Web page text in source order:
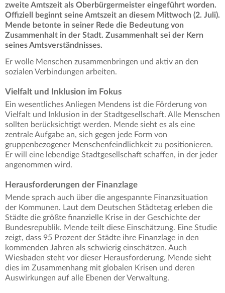
zweite Amtszeit als Oberbürgermeister eingeführt worden.
Offiziell beginnt seine Amtszeit an diesem Mittwoch (2. Juli).
Mende betonte in seiner Rede die Bedeutung von
Zusammenhalt in der Stadt. Zusammenhalt sei der Kern
seines Amtsverständnisses.
Er wolle Menschen zusammenbringen und aktiv an den
sozialen Verbindungen arbeiten.
Vielfalt und Inklusion im Fokus
Ein wesentliches Anliegen Mendens ist die Förderung von
Vielfalt und Inklusion in der Stadtgesellschaft. Alle Menschen
sollten berücksichtigt werden. Mende sieht es als eine
zentrale Aufgabe an, sich gegen jede Form von
gruppenbezogener Menschenfeindlichkeit zu positionieren.
Er will eine lebendige Stadtgesellschaft schaffen, in der jeder
angenommen wird.
Herausforderungen der Finanzlage
Mende sprach auch über die angespannte Finanzsituation
der Kommunen. Laut dem Deutschen Städtetag erleben die
Städte die größte finanzielle Krise in der Geschichte der
Bundesrepublik. Mende teilt diese Einschätzung. Eine Studie
zeigt, dass 95 Prozent der Städte ihre Finanzlage in den
kommenden Jahren als schwierig einschätzen. Auch
Wiesbaden steht vor dieser Herausforderung. Mende sieht
dies im Zusammenhang mit globalen Krisen und deren
Auswirkungen auf alle Ebenen der Verwaltung.